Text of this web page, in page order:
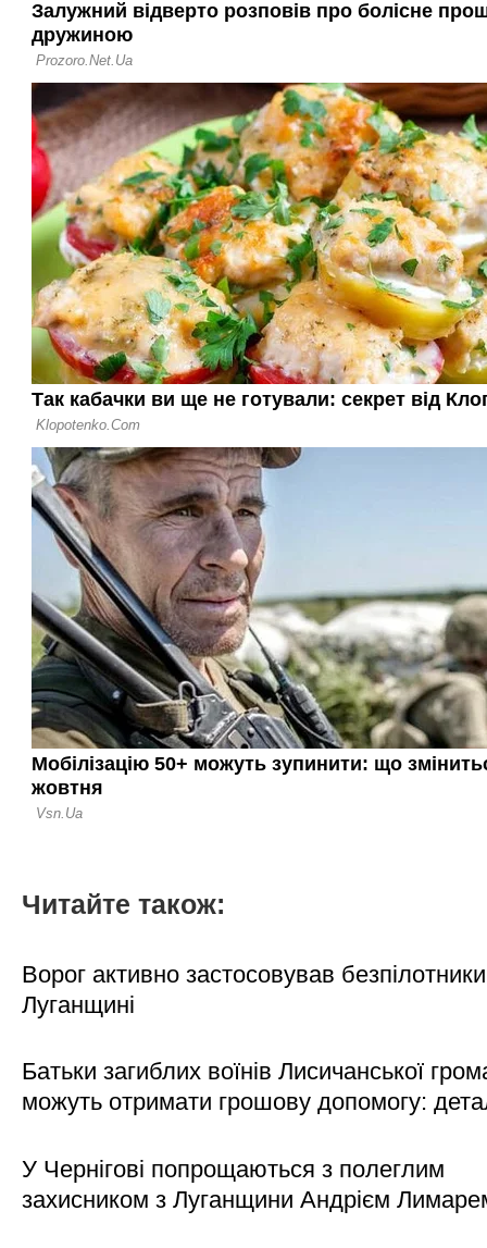
Читайте також:
Ворог активно застосовував
Луганщині
Батьки загиблих воїнів Лисичанської
можуть отримати грошову допомогу:
У Чернігові попрощаються з полеглим
захисником з Луганщини Андрієм